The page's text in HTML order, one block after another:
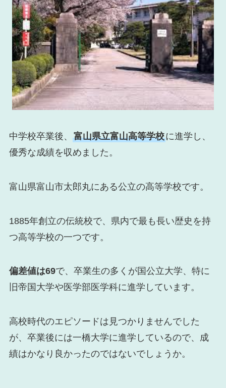
中学校卒業後、 富山県立富山高等学校に進学し、
優秀な成績を収めました。
富山県富山市太郎丸にある公立の高等学校です。
1885年創立の伝統校で、県内で最も長い歴史を持
つ高等学校の一つです。
偏差値は69で、卒業生の多くが国公立大学、特に
旧帝国大学や医学部医学科に進学しています。
高校時代のエピソードは見つかりませんでした
が、卒業後には一橋大学に進学しているので、成
績はかなり良かったのではないでしょうか。